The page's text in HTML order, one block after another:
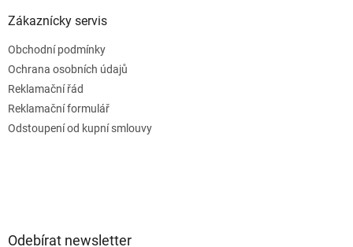
Zákaznícky servis
Obchodní podmínky
Ochrana osobních údajů
Reklamační řád
Reklamační formulář
Odstoupení od kupní smlouvy
Odebírat newsletter